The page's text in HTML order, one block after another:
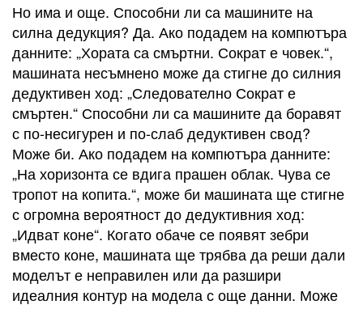
Но има и още. Способни ли са машините на
силна дедукция? Да. Ако подадем на компютъра
данните: „Хората са смъртни. Сократ е човек.“,
машината несъмнено може да стигне до силния
дедуктивен ход: „Следователно Сократ е
смъртен.“ Способни ли са машините да боравят
с по-несигурен и по-слаб дедуктивен свод?
Може би. Ако подадем на компютъра данните:
„На хоризонта се вдига прашен облак. Чува се
тропот на копита.“, може би машината ще стигне
с огромна вероятност до дедуктивния ход:
„Идват коне“. Когато обаче се появят зебри
вместо коне, машината ще трябва да реши дали
моделът е неправилен или да разшири
идеалния контур на модела с още данни. Може